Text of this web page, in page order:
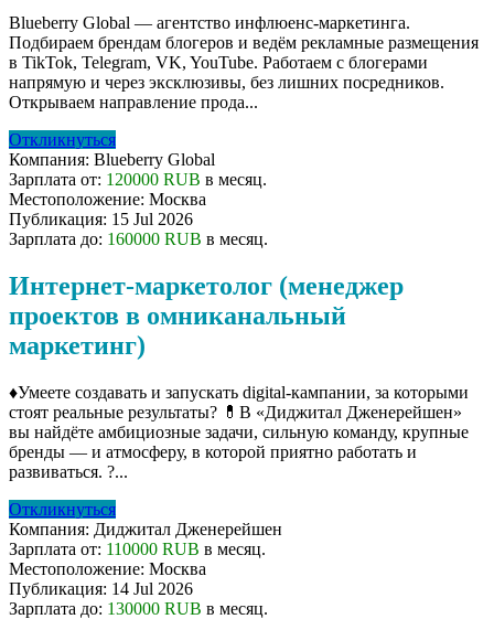
Blueberry Global — агентство инфлюенс-маркетинга.
Подбираем брендам блогеров и ведём рекламные размещения
в TikTok, Telegram, VK, YouTube. Работаем с блогерами
напрямую и через эксклюзивы, без лишних посредников.
Открываем направление прода...
Откликнуться
Компания: Blueberry Global
Зарплата от: 120000 RUB в месяц.
Местоположение: Москва
Публикация: 15 Jul 2026
Зарплата до: 160000 RUB в месяц.
Интернет-маркетолог (менеджер
проектов в омниканальный
маркетинг)
♦️Умеете создавать и запускать digital-кампании, за которыми
стоят реальные результаты? 💊В «Диджитал Дженерейшен»
вы найдёте амбициозные задачи, сильную команду, крупные
бренды — и атмосферу, в которой приятно работать и
развиваться. ?...
Откликнуться
Компания: Диджитал Дженерейшен
Зарплата от: 110000 RUB в месяц.
Местоположение: Москва
Публикация: 14 Jul 2026
Зарплата до: 130000 RUB в месяц.